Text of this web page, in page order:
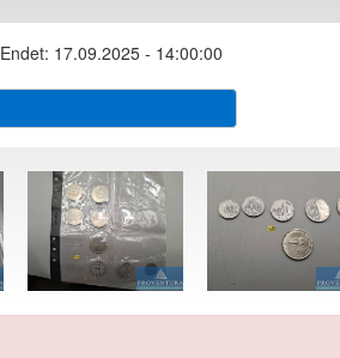
Endet: 17.09.2025 - 14:00:00